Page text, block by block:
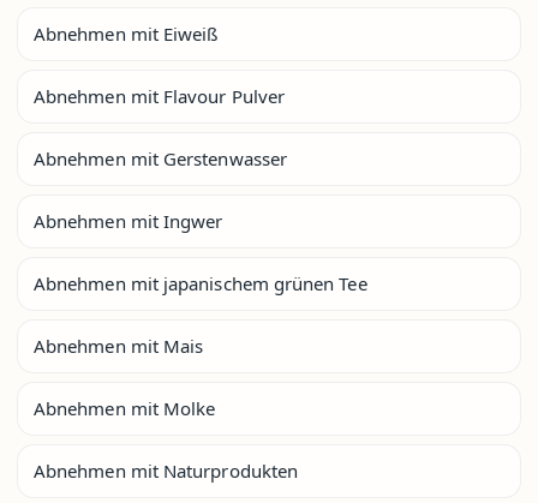
Abnehmen mit Eiweiß
Abnehmen mit Flavour Pulver
Abnehmen mit Gerstenwasser
Abnehmen mit Ingwer
Abnehmen mit japanischem grünen Tee
Abnehmen mit Mais
Abnehmen mit Molke
Abnehmen mit Naturprodukten